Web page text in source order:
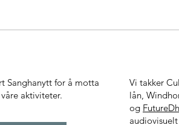
Sanghanytt for å motta
aktiviteter.
Vi takker
lån,
og